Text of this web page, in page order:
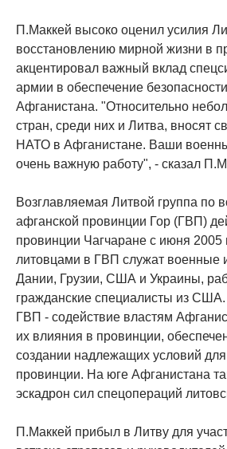
П.Маккей высоко оценил усилия
восстановлению мирной жизни в
акцентировал важный вклад
армии в обеспечение
Афганистана. "Относительно
стран, среди них и Литва, вносят
НАТО в Афганистане. Ваши
очень важную работу", - сказал
Возглавляемая Литвой группа по
афганской провинции Гор (ГВП)
провинции Чагчаране с июня 2005
литовцами в ГВП служат военные
Дании, Грузии, США и Украины,
гражданские специалисты из США.
ГВП - содействие властям
их влияния в провинции,
создании надлежащих условий
провинции. На юге Афганистана
эскадрон сил спецопераций
П.Маккей прибыл в Литву для